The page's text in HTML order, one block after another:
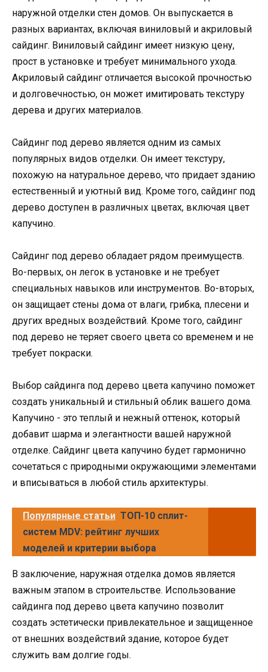
наружной отделки стен домов. Он выпускается в
разных вариантах, включая виниловый и акриловый
сайдинг. Виниловый сайдинг имеет низкую цену,
прост в установке и требует минимального ухода.
Акриловый сайдинг отличается высокой прочностью
и долговечностью, он может имитировать текстуру
дерева и других материалов.
Сайдинг под дерево является одним из самых
популярных видов отделки. Он имеет текстуру,
похожую на натуральное дерево, что придает зданию
естественный и уютный вид. Кроме того, сайдинг под
дерево доступен в различных цветах, включая цвет
капучино.
Сайдинг под дерево обладает рядом преимуществ.
Во-первых, он легок в установке и не требует
специальных навыков или инструментов. Во-вторых,
он защищает стены дома от влаги, грибка, плесени и
других вредных воздействий. Кроме того, сайдинг
под дерево не теряет своего цвета со временем и не
требует покраски.
Выбор сайдинга под дерево цвета капучино поможет
создать уникальный и стильный облик вашего дома.
Капучино - это теплый и нежный оттенок, который
добавит шарма и элегантности вашей наружной
отделке. Сайдинг цвета капучино будет гармонично
сочетаться с природными окружающими элементами
и вписываться в любой стиль архитектуры.
Популярные статьи ТОП-10 сплит-
систем MDV: рейтинг лучших
моделей и критерии выбора
В заключение, наружная отделка домов является
важным этапом в строительстве. Использование
сайдинга под дерево цвета капучино позволит
создать эстетически привлекательное и защищенное
от внешних воздействий здание, которое будет
служить вам долгие годы.